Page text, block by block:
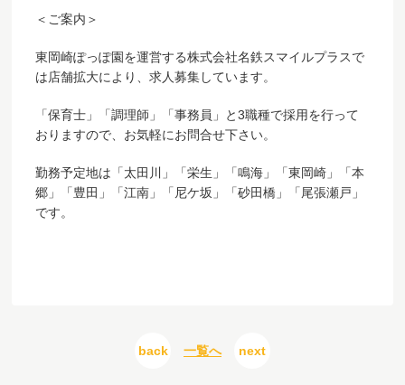
＜ご案内＞
東岡崎ぽっぽ園を運営する株式会社名鉄スマイルプラスで
は店舗拡大により、求人募集しています。
「保育士」「調理師」「事務員」と3職種で採用を行って
おりますので、お気軽にお問合せ下さい。
勤務予定地は「太田川」「栄生」「鳴海」「東岡崎」「本
郷」「豊田」「江南」「尼ケ坂」「砂田橋」「尾張瀬戸」
です。
back 一覧へ next